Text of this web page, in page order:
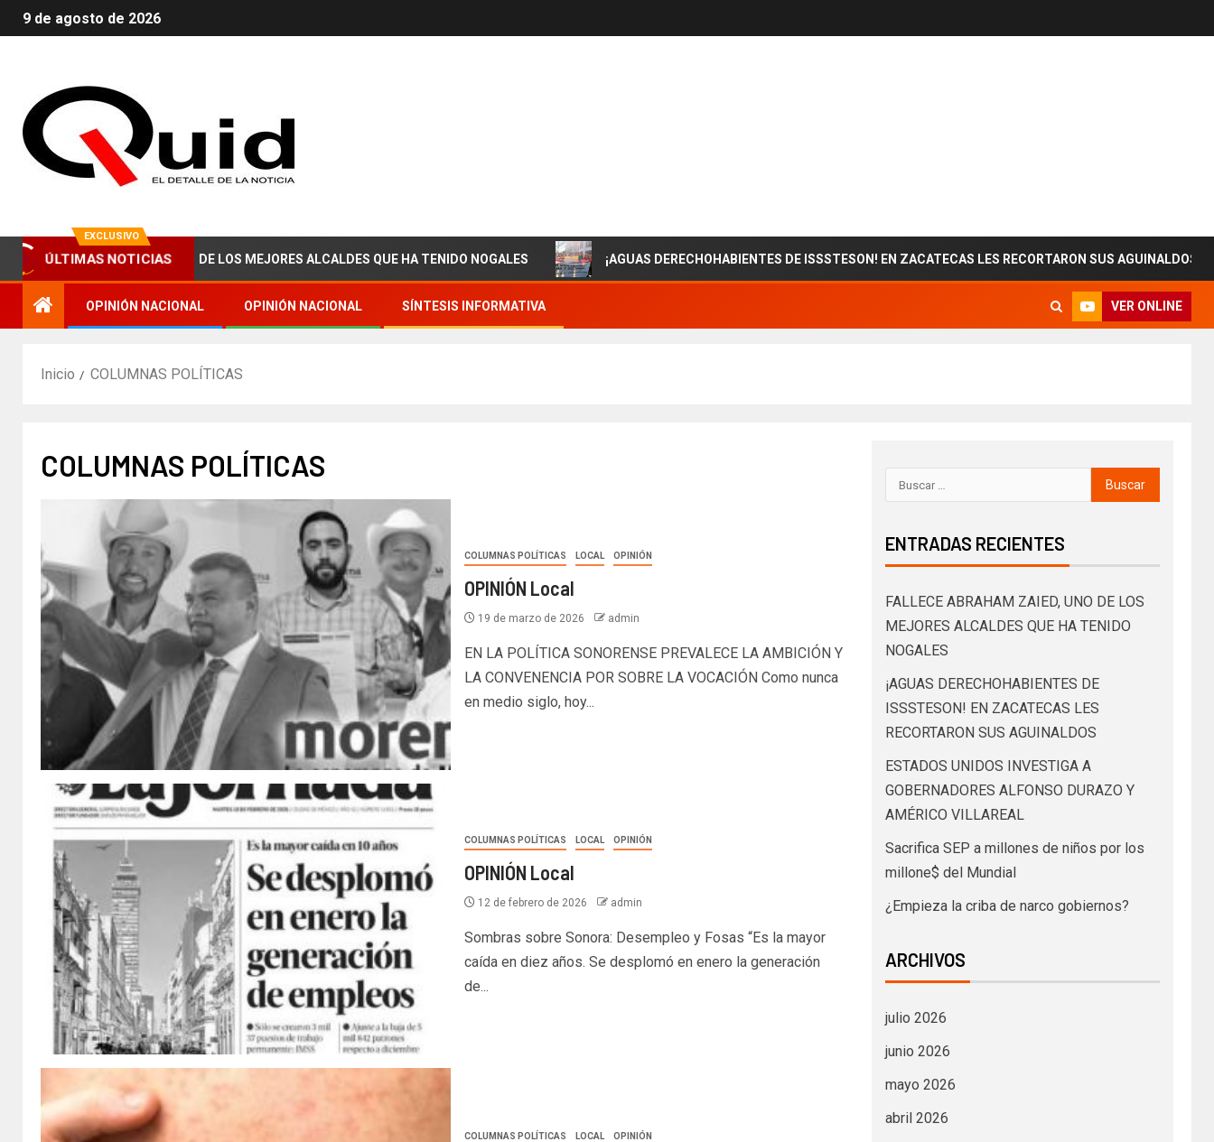
9 de agosto de 2026
EXCLUSIVO
ÚLTIMAS NOTICIAS
ZAIED, UNO DE LOS MEJORES ALCALDES QUE HA TENIDO NOGALES ¡AGUAS DERECHOHABIENTES DE ISSSTESON! EN ZACATECAS LES RECORTARON SUS AGUINALDOS
OPINIÓN NACIONAL OPINIÓN NACIONAL SÍNTESIS INFORMATIVA VER ONLINE
Inicio COLUMNAS POLÍTICAS
COLUMNAS POLÍTICAS
COLUMNAS POLÍTICAS LOCAL OPINIÓN
OPINIÓN Local
19 de marzo de 2026 admin
EN LA POLÍTICA SONORENSE PREVALECE LA AMBICIÓN Y
LA CONVENENCIA POR SOBRE LA VOCACIÓN Como nunca
en medio siglo, hoy...
COLUMNAS POLÍTICAS LOCAL OPINIÓN
OPINIÓN Local
12 de febrero de 2026 admin
Sombras sobre Sonora: Desempleo y Fosas “Es la mayor
caída en diez años. Se desplomó en enero la generación
de...
COLUMNAS POLÍTICAS LOCAL OPINIÓN
ENTRADAS RECIENTES
FALLECE ABRAHAM ZAIED, UNO DE LOS
MEJORES ALCALDES QUE HA TENIDO
NOGALES
¡AGUAS DERECHOHABIENTES DE
ISSSTESON! EN ZACATECAS LES
RECORTARON SUS AGUINALDOS
ESTADOS UNIDOS INVESTIGA A
GOBERNADORES ALFONSO DURAZO Y
AMÉRICO VILLAREAL
Sacrifica SEP a millones de niños por los
millone$ del Mundial
¿Empieza la criba de narco gobiernos?
ARCHIVOS
julio 2026
junio 2026
mayo 2026
abril 2026